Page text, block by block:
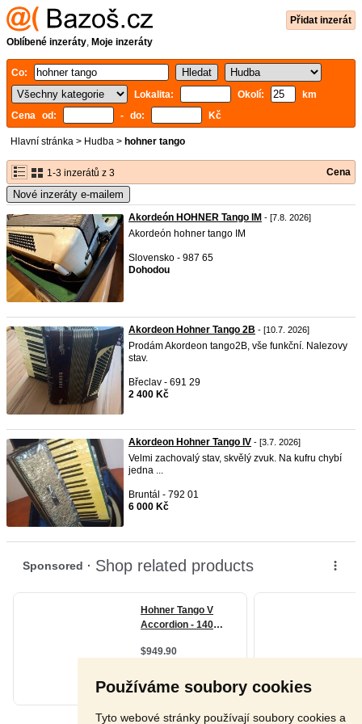
Používáme soubory cookies
Tyto webové stránky používají soubory cookies a
Přidat inzerát
Oblíbené inzeráty, Moje inzeráty
Co:
Lokalita:
Okolí:
km
Cena od:
- do: Kč
Hlavní stránka > Hudba > hohner tango
1-3 inzerátů z 3 Cena
Nové inzeráty e-mailem
Akordeón HOHNER Tango IM - [7.8. 2026]
Akordeón hohner tango IM
Slovensko - 987 65
Dohodou
Akordeon Hohner Tango 2B - [10.7. 2026]
Prodám Akordeon tango2B, vše funkční. Nalezovy
stav.
Břeclav - 691 29
2 400 Kč
Akordeon Hohner Tango IV - [3.7. 2026]
Velmi zachovalý stav, skvělý zvuk. Na kufru chybí
jedna ...
Bruntál - 792 01
6 000 Kč